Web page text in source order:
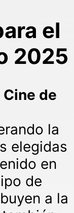
el
2025
Cine de
la
elegidas
en
de
a la